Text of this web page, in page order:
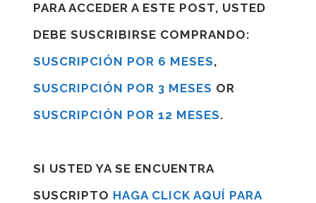
PARA ACCEDER A ESTE POST, USTED
DEBE SUSCRIBIRSE COMPRANDO:
SUSCRIPCIÓN POR 6 MESES,
SUSCRIPCIÓN POR 3 MESES OR
SUSCRIPCIÓN POR 12 MESES.
SI USTED YA SE ENCUENTRA
SUSCRIPTO HAGA CLICK AQUÍ PARA